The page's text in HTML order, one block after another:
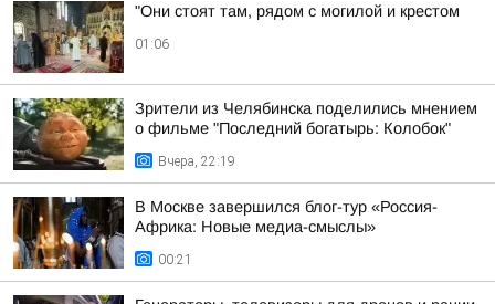
"Они стоят там, рядом с могилой и крестом
01:06
Зрители из Челябинска поделились мнением
о фильме "Последний богатырь: Колобок"
Вчера, 22:19
В Москве завершился блог-тур «Россия-
Африка: Новые медиа-смыслы»
00:21